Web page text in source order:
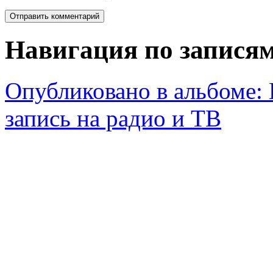
Навигация по
Опубликовано в альбоме:
запись на радио и ТВ